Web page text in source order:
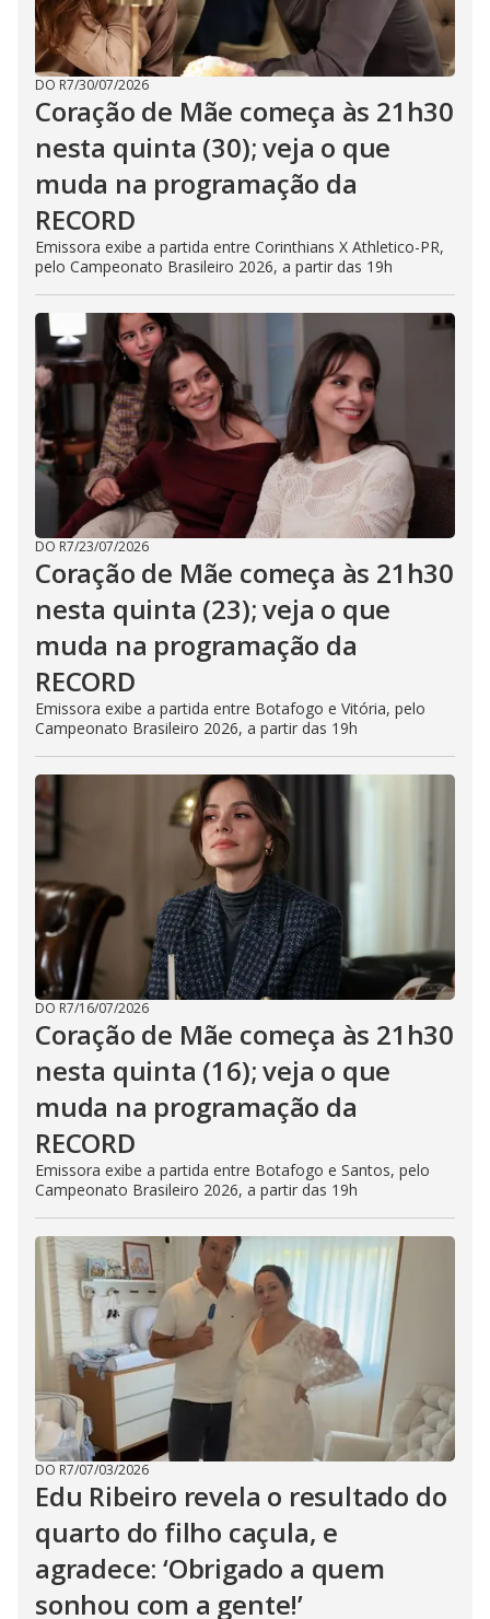
DO R7/30/07/2026
Coração de Mãe começa às 21h30
nesta quinta (30); veja o que
muda na programação da
RECORD
Emissora exibe a partida entre Corinthians X Athletico-PR,
pelo Campeonato Brasileiro 2026, a partir das 19h
DO R7/23/07/2026
Coração de Mãe começa às 21h30
nesta quinta (23); veja o que
muda na programação da
RECORD
Emissora exibe a partida entre Botafogo e Vitória, pelo
Campeonato Brasileiro 2026, a partir das 19h
DO R7/16/07/2026
Coração de Mãe começa às 21h30
nesta quinta (16); veja o que
muda na programação da
RECORD
Emissora exibe a partida entre Botafogo e Santos, pelo
Campeonato Brasileiro 2026, a partir das 19h
DO R7/07/03/2026
Edu Ribeiro revela o resultado do
quarto do filho caçula, e
agradece: ‘Obrigado a quem
sonhou com a gente!’